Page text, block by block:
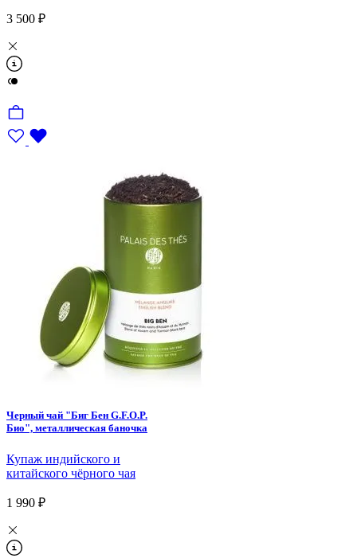
3 500 ₽
Черный чай "Биг Бен G.F.O.P.
Био", металлическая баночка
Купаж индийского и
китайского чёрного чая
1 990 ₽